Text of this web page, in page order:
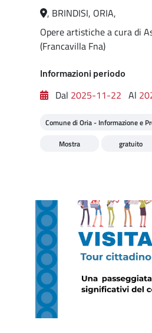
, BRINDISI, ORIA,
Opere artistiche a cura di
(Francavilla Fna)
Informazioni periodo
Dal 2025-11-22 Al
Comune di Oria - Informazione e
Mostra
gratuito